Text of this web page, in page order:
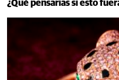
¿Qué pensarías si esto